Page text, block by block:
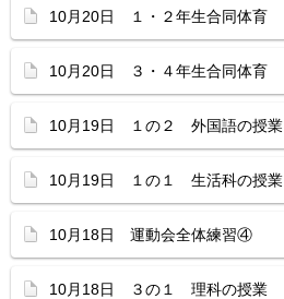
10月20日 １・２年生合同体育
10月20日 ３・４年生合同体育
10月19日 １の２ 外国語の授業
10月19日 １の１ 生活科の授業
10月18日 運動会全体練習④
10月18日 ３の１ 理科の授業